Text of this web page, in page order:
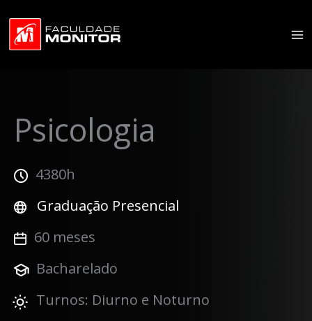
para
Psicologia
4380h
Graduação Presencial
60 meses
Bacharelado
Turnos: Diurno e Noturno